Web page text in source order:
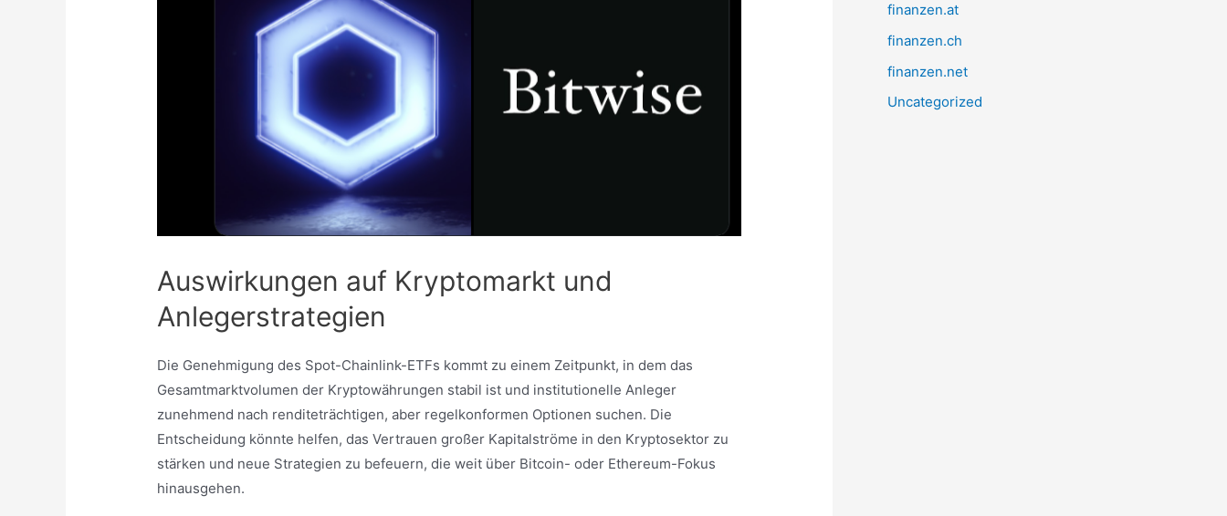
Auswirkungen auf Kryptomarkt und
Anlegerstrategien
Die Genehmigung des Spot-Chainlink-ETFs kommt zu einem Zeitpunkt, in dem das
Gesamtmarktvolumen der Kryptowährungen stabil ist und institutionelle Anleger
zunehmend nach renditeträchtigen, aber regelkonformen Optionen suchen. Die
Entscheidung könnte helfen, das Vertrauen großer Kapitalströme in den Kryptosektor zu
stärken und neue Strategien zu befeuern, die weit über Bitcoin- oder Ethereum-Fokus
hinausgehen.
finanzen.at
finanzen.ch
finanzen.net
Uncategorized